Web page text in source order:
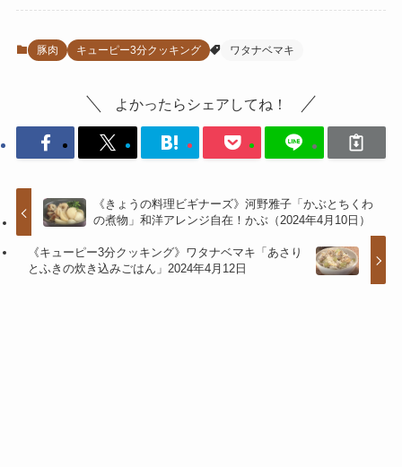
豚肉 キューピー3分クッキング ワタナベマキ
よかったらシェアしてね！
《きょうの料理ビギナーズ》河野雅子「かぶとちくわ
の煮物」和洋アレンジ自在！かぶ（2024年4月10日）
《キューピー3分クッキング》ワタナベマキ「あさり
とふきの炊き込みごはん」2024年4月12日